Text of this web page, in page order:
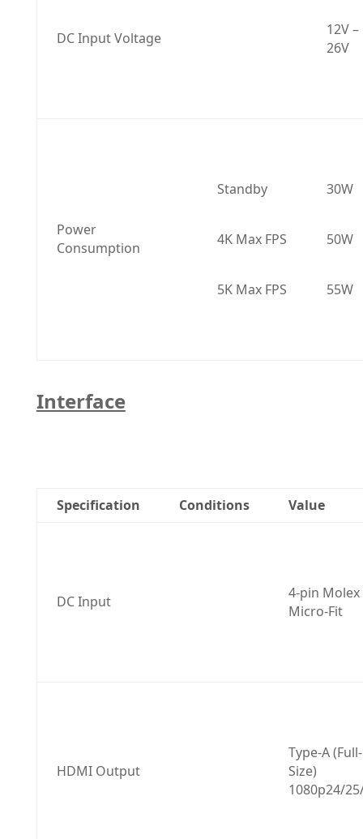
DC Input Voltage
12V –
26V
Power
Consumption
Standby
4K Max FPS
5K Max FPS
30W
50W
55W
Interface
Specification Conditions Value
DC Input
4-pin Molex
Micro-Fit
HDMI Output
Type-A (Full-
Size)
1080p24/